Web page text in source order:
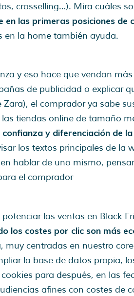
crosselling…). Mira cuáles
en las primeras posiciones de
en la home también ayuda.
y eso hace que vendan más
de publicidad o explicar
el comprador ya sabe
tiendas online de tamaño
y diferenciación de
los textos principales de la
hablar de uno mismo,
el comprador
las ventas en Black
los costes por clic son más
muy centradas en nuestro
la base de datos propia,
para después, en las
afines con costes de